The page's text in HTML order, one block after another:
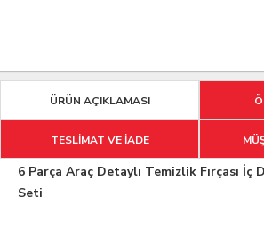
ÜRÜN AÇIKLAMASI
TESLİMAT VE İADE
6 Parça Araç Detaylı Temizlik Fırçası İç
Seti